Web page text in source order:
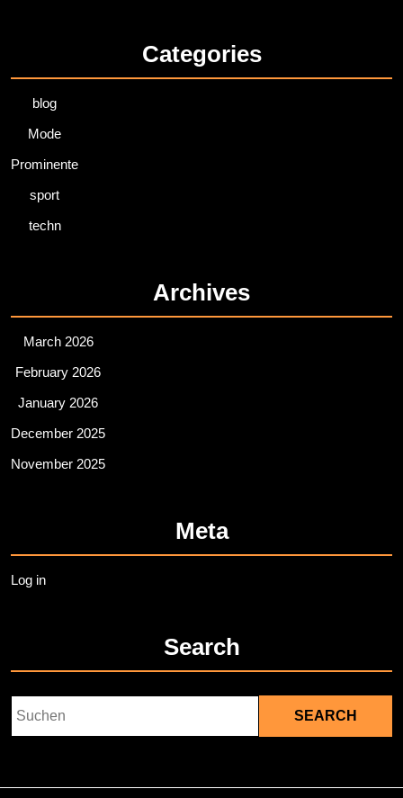
Categories
blog
Mode
Prominente
sport
techn
Archives
March 2026
February 2026
January 2026
December 2025
November 2025
Meta
Log in
Search